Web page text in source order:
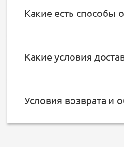
Какие есть способы
Какие условия
Условия возврата и